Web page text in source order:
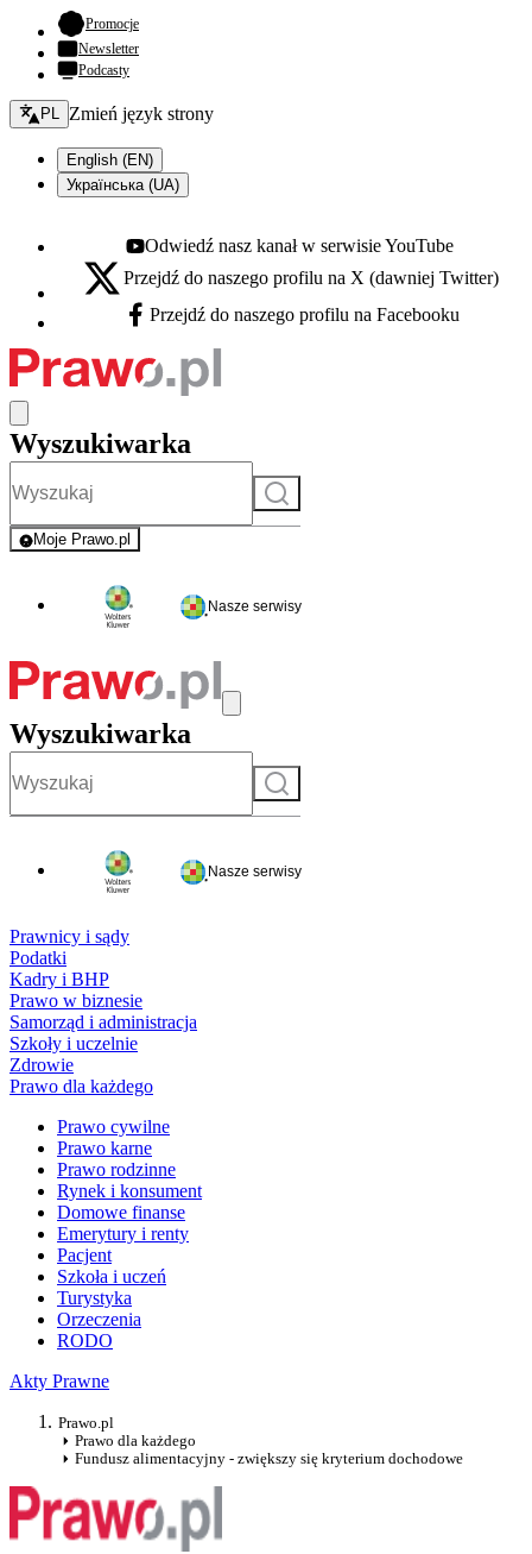
Promocje- otwiera się w nowej karcie
Newsletter
Podcasty
Zmień język - bieżący:
PL Zmień język strony
English (EN)
Українська (UA)
Youtube - otwiera się w nowej karcie
Odwiedź nasz kanał w serwisie YouTube
X - otwiera się w nowej karcie
Przejdź do naszego profilu na X (dawniej Twitter)
Facebook - otwiera się w nowej karcie
Przejdź do naszego profilu na Facebooku
Wyszukiwarka
Szukaj
Moje Prawo.pl
- rejestracja i logowanie do serwisu
Nasze serwisy
Wyszukiwarka
Szukaj
Nasze serwisy
Prawnicy i sądy
Podatki
Kadry i BHP
Prawo w biznesie
Samorząd i administracja
Szkoły i uczelnie
Zdrowie
Prawo dla każdego
Prawo cywilne
Prawo karne
Prawo rodzinne
Rynek i konsument
Domowe finanse
Emerytury i renty
Pacjent
Szkoła i uczeń
Turystyka
Orzeczenia
RODO
Akty Prawne
Prawo.pl
Prawo dla każdego
Fundusz alimentacyjny - zwiększy się kryterium dochodowe